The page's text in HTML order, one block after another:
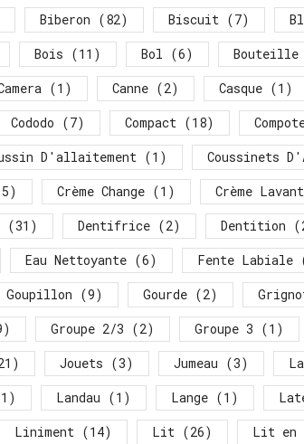
Biberon (82) Biscuit (7)
Bois (11) Bol (6) Bouteille
(1) Canne (2) Casque (1)
Cododo (7) Compact (18)
D'allaitement (1) Coussinets
Crème Change (1) Crème
(31) Dentifrice (2) Dentition
Eau Nettoyante (6) Fente Labiale
Goupillon (9) Gourde (2)
Groupe 2/3 (2) Groupe 3 (1)
Jouets (3) Jumeau (3)
Landau (1) Lange (1)
Liniment (14) Lit (26) Lit en